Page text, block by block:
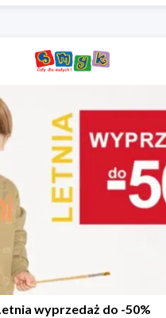
wyprzedaż do -50%